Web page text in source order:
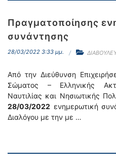
Πραγματοποίησης
συνάντησης
28/03/2022 3:33 μμ.
Aπό την Διεύθυνση
Σώματος – Ελληνικής
Ναυτιλίας και Νησιωτικής
28/03/2022 ενημερωτική
Διαλόγου με την με …